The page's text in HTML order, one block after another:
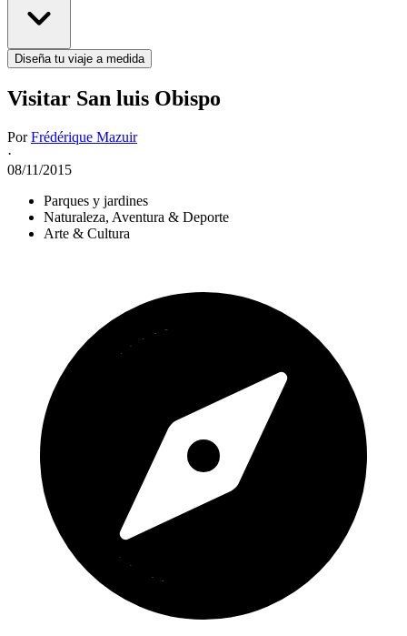
Diseña tu viaje a medida
Visitar San luis Obispo
PorFrédérique Mazuir
·
08/11/2015
Parques y jardines
Naturaleza, Aventura & Deporte
Arte & Cultura